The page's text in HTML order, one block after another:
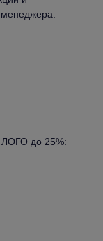
ЛОГО до 25%: